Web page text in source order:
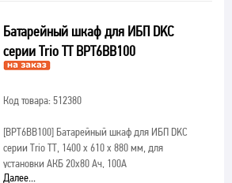
Батарейный шкаф для ИБП DKC
серии Trio TT BPT6BB100
Код товара: 512380
[BPT6BB100]Батарейный шкаф для ИБП DKC
серии Trio TT, 1400 x 610 x 880 мм, для
установки АКБ 20х80 Ач, 100А
Далее...